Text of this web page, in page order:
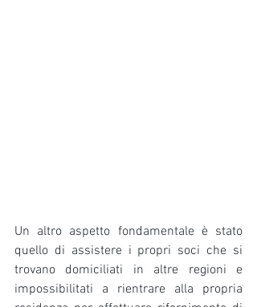
Un altro aspetto fondamentale è stato
quello di assistere i propri soci che si
trovano domiciliati in altre regioni e
impossibilitati a rientrare alla propria